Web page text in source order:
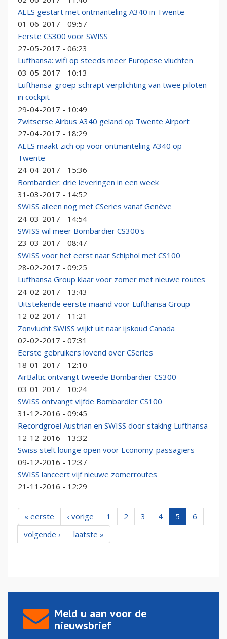
AELS gestart met ontmanteling A340 in Twente
01-06-2017 - 09:57
Eerste CS300 voor SWISS
27-05-2017 - 06:23
Lufthansa: wifi op steeds meer Europese vluchten
03-05-2017 - 10:13
Lufthansa-groep schrapt verplichting van twee piloten
in cockpit
29-04-2017 - 10:49
Zwitserse Airbus A340 geland op Twente Airport
27-04-2017 - 18:29
AELS maakt zich op voor ontmanteling A340 op
Twente
24-04-2017 - 15:36
Bombardier: drie leveringen in een week
31-03-2017 - 14:52
SWISS alleen nog met CSeries vanaf Genève
24-03-2017 - 14:54
SWISS wil meer Bombardier CS300's
23-03-2017 - 08:47
SWISS voor het eerst naar Schiphol met CS100
28-02-2017 - 09:25
Lufthansa Group klaar voor zomer met nieuwe routes
24-02-2017 - 13:43
Uitstekende eerste maand voor Lufthansa Group
12-02-2017 - 11:21
Zonvlucht SWISS wijkt uit naar ijskoud Canada
02-02-2017 - 07:31
Eerste gebruikers lovend over CSeries
18-01-2017 - 12:10
AirBaltic ontvangt tweede Bombardier CS300
03-01-2017 - 10:24
SWISS ontvangt vijfde Bombardier CS100
31-12-2016 - 09:45
Recordgroei Austrian en SWISS door staking Lufthansa
12-12-2016 - 13:32
Swiss stelt lounge open voor Economy-passagiers
09-12-2016 - 12:37
SWISS lanceert vijf nieuwe zomerroutes
21-11-2016 - 12:29
« eerste ‹ vorige 1 2 3 4 5
6
volgende ›
laatste »
Meld u aan voor de
nieuwsbrief